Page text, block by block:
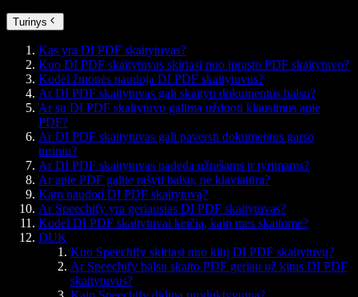
Turinys
Kas yra DI PDF skaitytuvas?
Kuo DI PDF skaitytuvas skiriasi nuo įprasto PDF skaitytuvo?
Kodėl žmonės naudoja DI PDF skaitytuvus?
Ar DI PDF skaitytuvas gali skaityti dokumentus balsu?
Ar su DI PDF skaitytuvu galima užduoti klausimus apie
PDF?
Ar DI PDF skaitytuvas gali paversti dokumentus garso
turiniu?
Ar DI PDF skaitytuvas padeda užrašams ir tyrimams?
Ar apie PDF galite rašyti balsu, ne klaviatūra?
Kam naudoti DI PDF skaitytuvą?
Ar Speechify yra geriausias DI PDF skaitytuvas?
Kodėl DI PDF skaitytuvai keičia, kaip mes skaitome?
DUK
Kuo Speechify skiriasi nuo kitų DI PDF skaitytuvų?
Ar Speechify balsu skaito PDF geriau už kitus DI PDF
skaitytuvus?